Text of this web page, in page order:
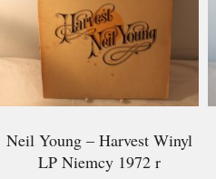
Neil Young – Harvest Winyl
LP Niemcy 1972 r